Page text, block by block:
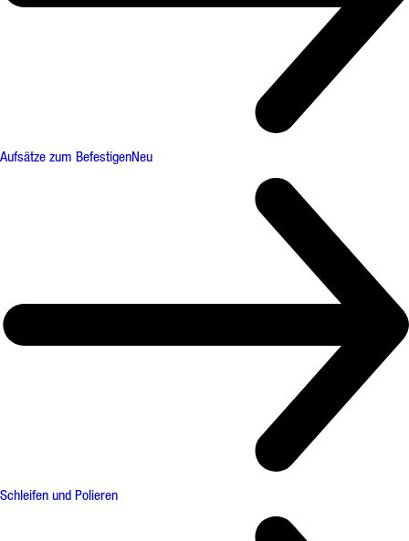
Aufsätze zum BefestigenNeu
Schleifen und Polieren